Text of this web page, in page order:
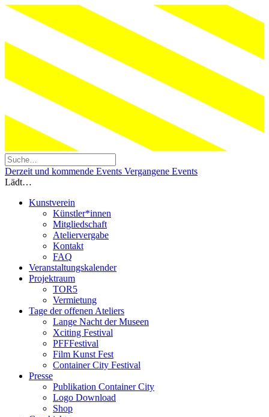
Derzeit und kommende Events Vergangene Events
Lädt…
Kunstverein
Künstler*innen
Mitgliedschaft
Ateliervergabe
Kontakt
FAQ
Veranstaltungskalender
Projektraum
TOR5
Vermietung
Tage der offenen Ateliers
Lange Nacht der Museen
Xciting Festival
PFFFestival
Film Kunst Fest
Container City Festival
Presse
Publikation Container City
Logo Download
Shop